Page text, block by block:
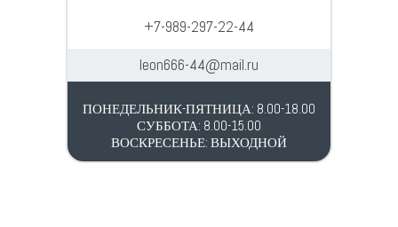
+7-989-297-22-44
leon666-44@mail.ru
ПОНЕДЕЛЬНИК-ПЯТНИЦА: 8.00-18.00
СУББОТА: 8.00-15.00
ВОСКРЕСЕНЬЕ: ВЫХОДНОЙ